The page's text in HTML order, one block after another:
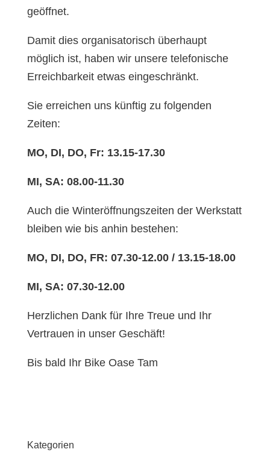
geöffnet.
Damit dies organisatorisch überhaupt
möglich ist, haben wir unsere telefonische
Erreichbarkeit etwas eingeschränkt.
Sie erreichen uns künftig zu folgenden
Zeiten:
MO, DI, DO, Fr: 13.15-17.30
MI, SA: 08.00-11.30
Auch die Winteröffnungszeiten der Werkstatt
bleiben wie bis anhin bestehen:
MO, DI, DO, FR: 07.30-12.00 / 13.15-18.00
MI, SA: 07.30-12.00
Herzlichen Dank für Ihre Treue und Ihr
Vertrauen in unser Geschäft!
Bis bald Ihr Bike Oase Tam
Kategorien